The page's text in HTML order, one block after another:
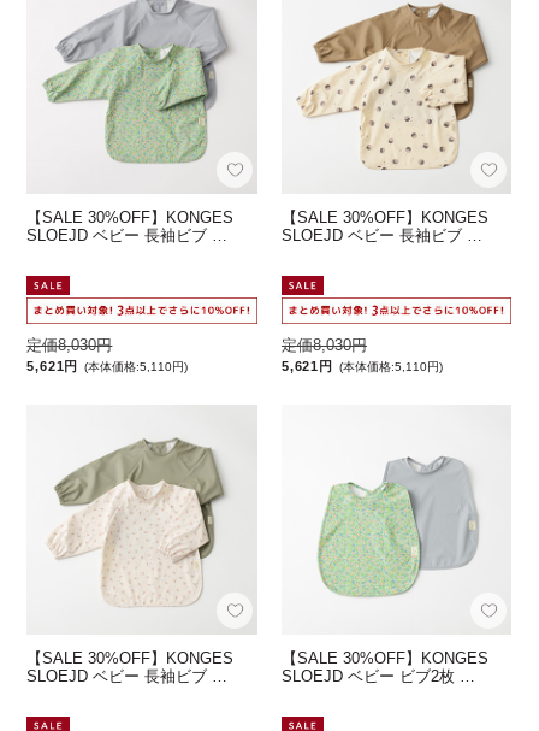
【SALE 30%OFF】KONGES
SLOEJD ベビー 長袖ビブ …
定価8,030円
5,621円 (本体価格:5,110円)
【SALE 30%OFF】KONGES
SLOEJD ベビー 長袖ビブ …
定価8,030円
5,621円 (本体価格:5,110円)
【SALE 30%OFF】KONGES
SLOEJD ベビー 長袖ビブ …
【SALE 30%OFF】KONGES
SLOEJD ベビー ビブ2枚 …